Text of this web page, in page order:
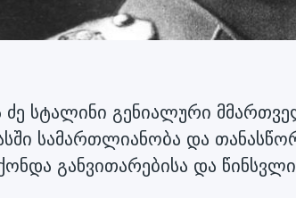
ძე სტალინი გენიალური
სამართლიანობა და
განვითარებისა და